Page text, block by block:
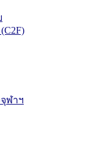
ฬาฯ